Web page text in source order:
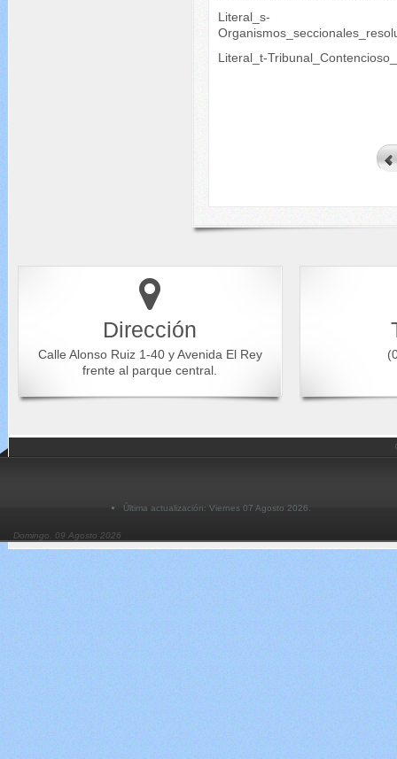
Literal_s-
Literal_t-
Dirección
Calle Alonso Ruiz 1-40 y Avenida El Rey
frente al parque central.
Última actualización: Viernes 07 Agosto 2026.
Domingo, 09 Agosto 2026